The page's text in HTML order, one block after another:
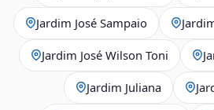
Jardim José Sampaio
Jardim José Wilson Toni
Jardim Juliana